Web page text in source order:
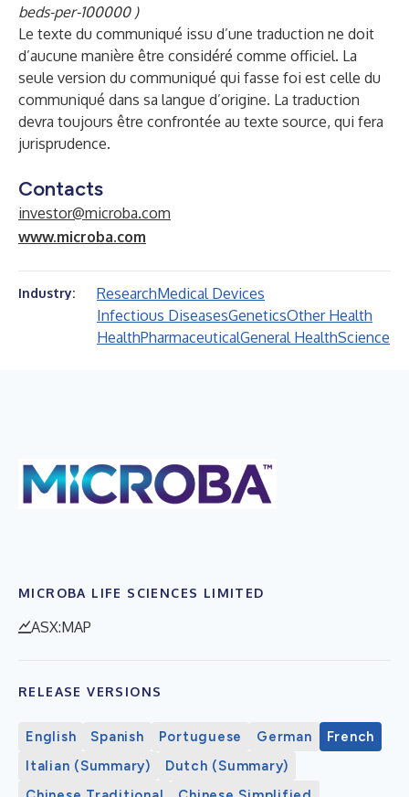
beds-per-100000)
Le texte du communiqué issu d’une traduction ne doit
d’aucune manière être considéré comme officiel. La
seule version du communiqué qui fasse foi est celle du
communiqué dans sa langue d’origine. La traduction
devra toujours être confrontée au texte source, qui fera
jurisprudence.
Contacts
investor@microba.com
www.microba.com
Industry: ResearchMedical Devices
Infectious DiseasesGeneticsOther Health
HealthPharmaceuticalGeneral HealthScience
MICROBA LIFE SCIENCES LIMITED
ASX:MAP
RELEASE VERSIONS
English Spanish Portuguese German
French
Italian (Summary)
Dutch (Summary)